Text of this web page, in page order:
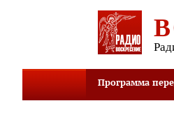
Программа